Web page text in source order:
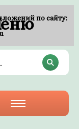
по сайту: